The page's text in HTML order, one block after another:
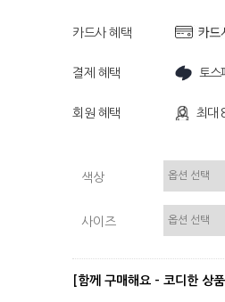
카드사 혜택
결제 혜택 토스
회원 혜택 최대
색상
사이즈
[함께 구매해요 - 코디한 상품]